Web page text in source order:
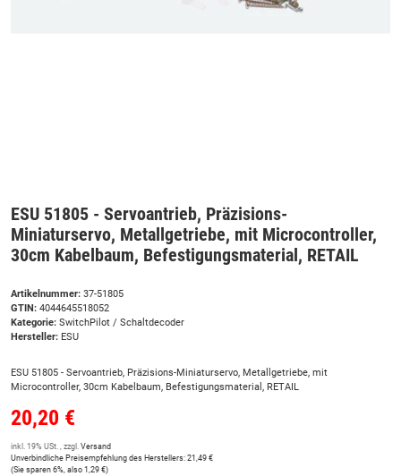
ESU 51805 - Servoantrieb, Präzisions-
Miniaturservo, Metallgetriebe, mit Microcontroller,
30cm Kabelbaum, Befestigungsmaterial, RETAIL
Artikelnummer: 37-51805
GTIN: 4044645518052
Kategorie: SwitchPilot / Schaltdecoder
Hersteller: ESU
ESU 51805 - Servoantrieb, Präzisions-Miniaturservo, Metallgetriebe, mit
Microcontroller, 30cm Kabelbaum, Befestigungsmaterial, RETAIL
20,20 €
inkl. 19% USt. , zzgl. Versand
Unverbindliche Preisempfehlung des Herstellers: 21,49 €
(Sie sparen 6%, also 1,29 €)